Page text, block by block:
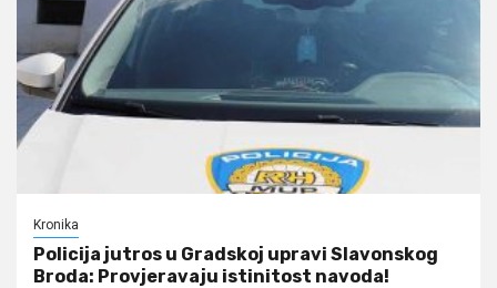
Kronika
Policija jutros u Gradskoj upravi Slavonskog
Broda: Provjeravaju istinitost navoda!